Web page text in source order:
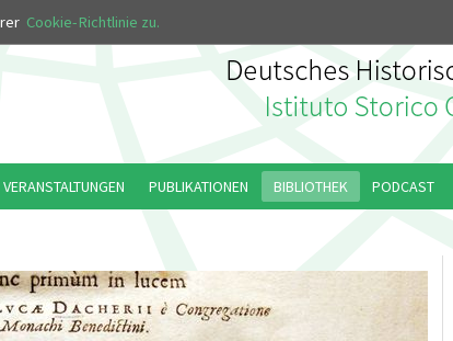
Cookie-Richtlinie zu.
VERANSTALTUNGEN PUBLIKATIONEN BIBLIOTHEK PODCAST